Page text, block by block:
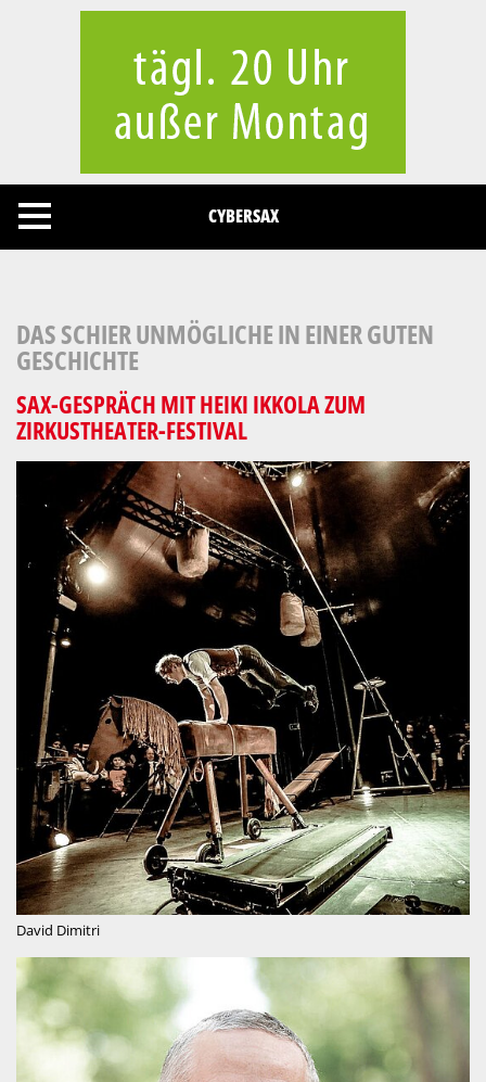
CYBERSAX
DAS SCHIER UNMÖGLICHE IN EINER GUTEN
GESCHICHTE
SAX-GESPRÄCH MIT HEIKI IKKOLA ZUM
ZIRKUSTHEATER-FESTIVAL
David Dimitri
Cookies management panel